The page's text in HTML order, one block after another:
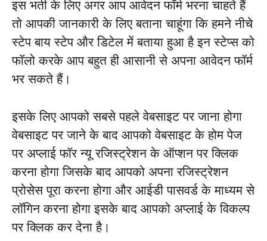
इस भर्ती के लिए अगर आप आवेदन फॉर्म भरना चाहते हैं
तो आपकी जानकारी के लिए बताना चाहूंगा कि हमने नीचे
स्टेप बाय स्टेप और डिटेल में बताया हुआ है इन स्टेप्स को
फॉलो करके आप बहुत ही आसानी से अपना आवेदन फॉर्म
भर सकते हैं।
इसके लिए आपको सबसे पहले वेबसाइट पर जाना होगा
वेबसाइट पर जाने के बाद आपको वेबसाइट के होम पेज
पर अप्लाई फॉर न्यू रजिस्ट्रेशन के ऑप्शन पर क्लिक
करना होगा जिसके बाद आपको अपना रजिस्ट्रेशन
प्रोसेस पूरा करना होगा और आईडी पासवर्ड के माध्यम से
लॉगिन करना होगा इसके बाद आपको अप्लाई के विकल्प
पर क्लिक कर देना है।